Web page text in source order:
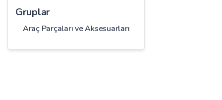
Gruplar
Araç Parçaları ve Aksesuarları